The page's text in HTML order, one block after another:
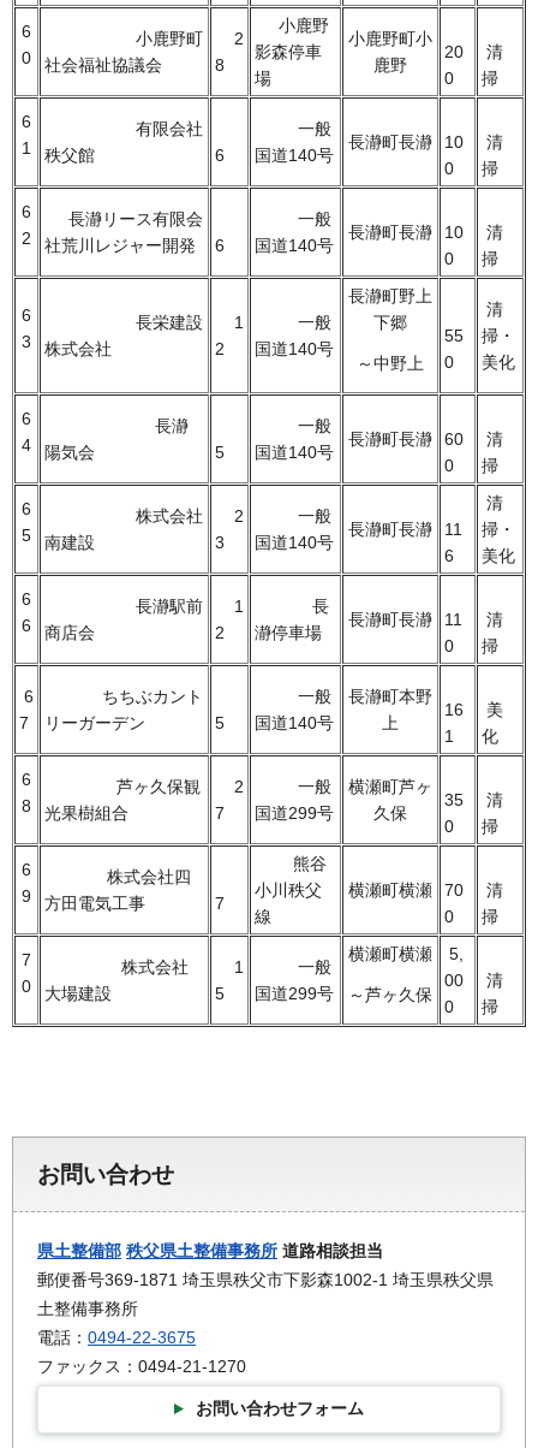
6
0
小鹿野町
社会福祉協議会
2
8
小鹿野
影森停車
場
小鹿野町小
鹿野
20
0
清
掃
6
1
有限会社
秩父館
6
一般
国道140号
長瀞町長瀞
10
0
清
掃
6
2
長瀞リース有限会
社荒川レジャー開発
6
一般
国道140号
長瀞町長瀞
10
0
清
掃
6
3
長栄建設
株式会社
1
2
一般
国道140号
長瀞町野上
下郷
～中野上
55
0
清
掃・
美化
6
4
長瀞
陽気会
5
一般
国道140号
長瀞町長瀞
60
0
清
掃
6
5
株式会社
南建設
2
3
一般
国道140号
長瀞町長瀞
11
6
清
掃・
美化
6
6
長瀞駅前
商店会
1
2
長
瀞停車場
長瀞町長瀞
11
0
清
掃
6
7
ちちぶカント
リーガーデン
5
一般
国道140号
長瀞町本野
上
16
1
美
化
6
8
芦ヶ久保観
光果樹組合
2
7
一般
国道299号
横瀬町芦ヶ
久保
35
0
清
掃
6
9
株式会社四
方田電気工事
7
熊谷
小川秩父
線
横瀬町横瀬
70
0
清
掃
7
0
株式会社
大場建設
1
5
一般
国道299号
横瀬町横瀬
～芦ヶ久保
5,
00
0
清
掃
お問い合わせ
県土整備部 秩父県土整備事務所 道路相談担当
郵便番号369-1871 埼玉県秩父市下影森1002-1 埼玉県秩父県
土整備事務所
電話： 0494-22-3675
ファックス：0494-21-1270
お問い合わせフォーム